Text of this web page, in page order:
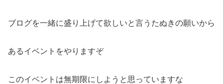
ブログを一緒に盛り上げて欲しいと言うたぬきの願いから
あるイベントをやりますぞ
このイベントは無期限にしようと思っていますな